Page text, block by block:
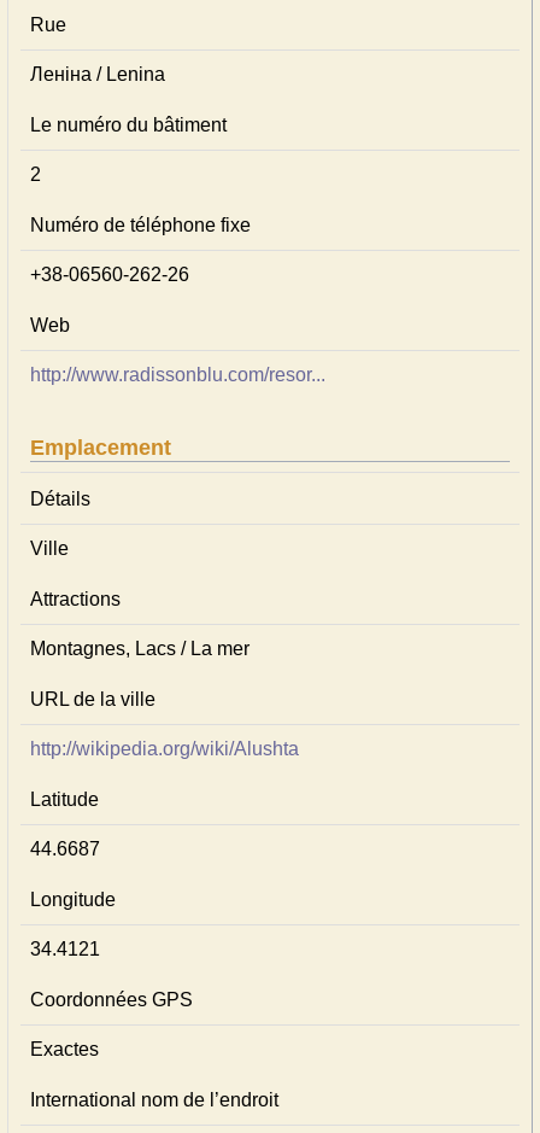
Rue
Леніна / Lenina
Le numéro du bâtiment
2
Numéro de téléphone fixe
+38-06560-262-26
Web
http://www.radissonblu.com/resor...
Emplacement
Détails
Ville
Attractions
Montagnes, Lacs / La mer
URL de la ville
http://wikipedia.org/wiki/Alushta
Latitude
44.6687
Longitude
34.4121
Coordonnées GPS
Exactes
International nom de l’endroit